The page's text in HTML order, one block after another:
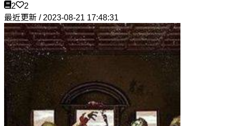
2
2
最近更新 / 2023-08-21 17:48:31